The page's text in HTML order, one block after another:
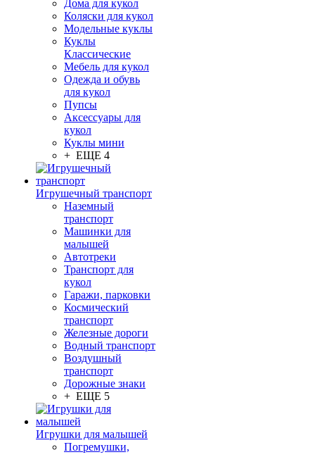
Дома для кукол
Коляски для кукол
Модельные куклы
Куклы
Классические
Мебель для кукол
Одежда и обувь
для кукол
Пупсы
Аксессуары для
кукол
Куклы мини
+ ЕЩЕ 4
Игрушечный транспорт
Наземный
транспорт
Машинки для
малышей
Автотреки
Транспорт для
кукол
Гаражи, парковки
Космический
транспорт
Железные дороги
Водный транспорт
Воздушный
транспорт
Дорожные знаки
+ ЕЩЕ 5
Игрушки для малышей
Погремушки,